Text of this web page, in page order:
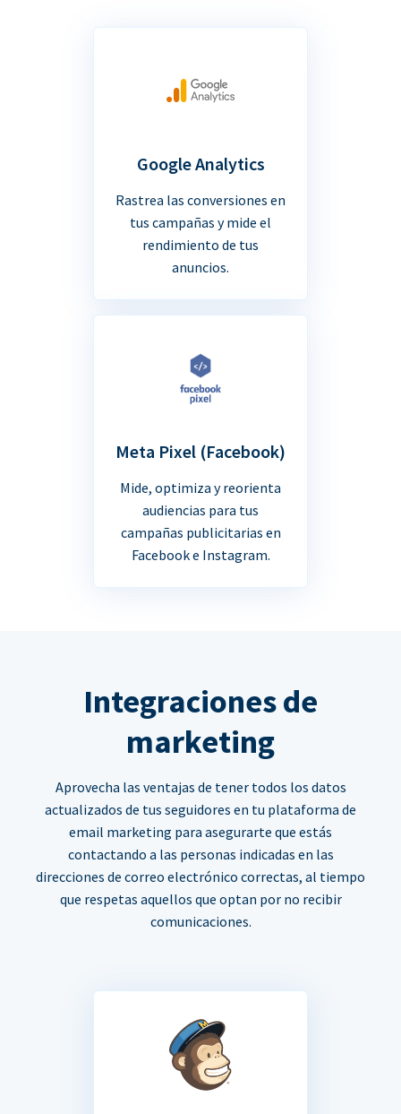
Google Analytics
Rastrea las conversiones en
tus campañas y mide el
rendimiento de tus
anuncios.
Meta Pixel (Facebook)
Mide, optimiza y reorienta
audiencias para tus
campañas publicitarias en
Facebook e Instagram.
Integraciones de
marketing
Aprovecha las ventajas de tener todos los datos
actualizados de tus seguidores en tu plataforma de
email marketing para asegurarte que estás
contactando a las personas indicadas en las
direcciones de correo electrónico correctas, al tiempo
que respetas aquellos que optan por no recibir
comunicaciones.